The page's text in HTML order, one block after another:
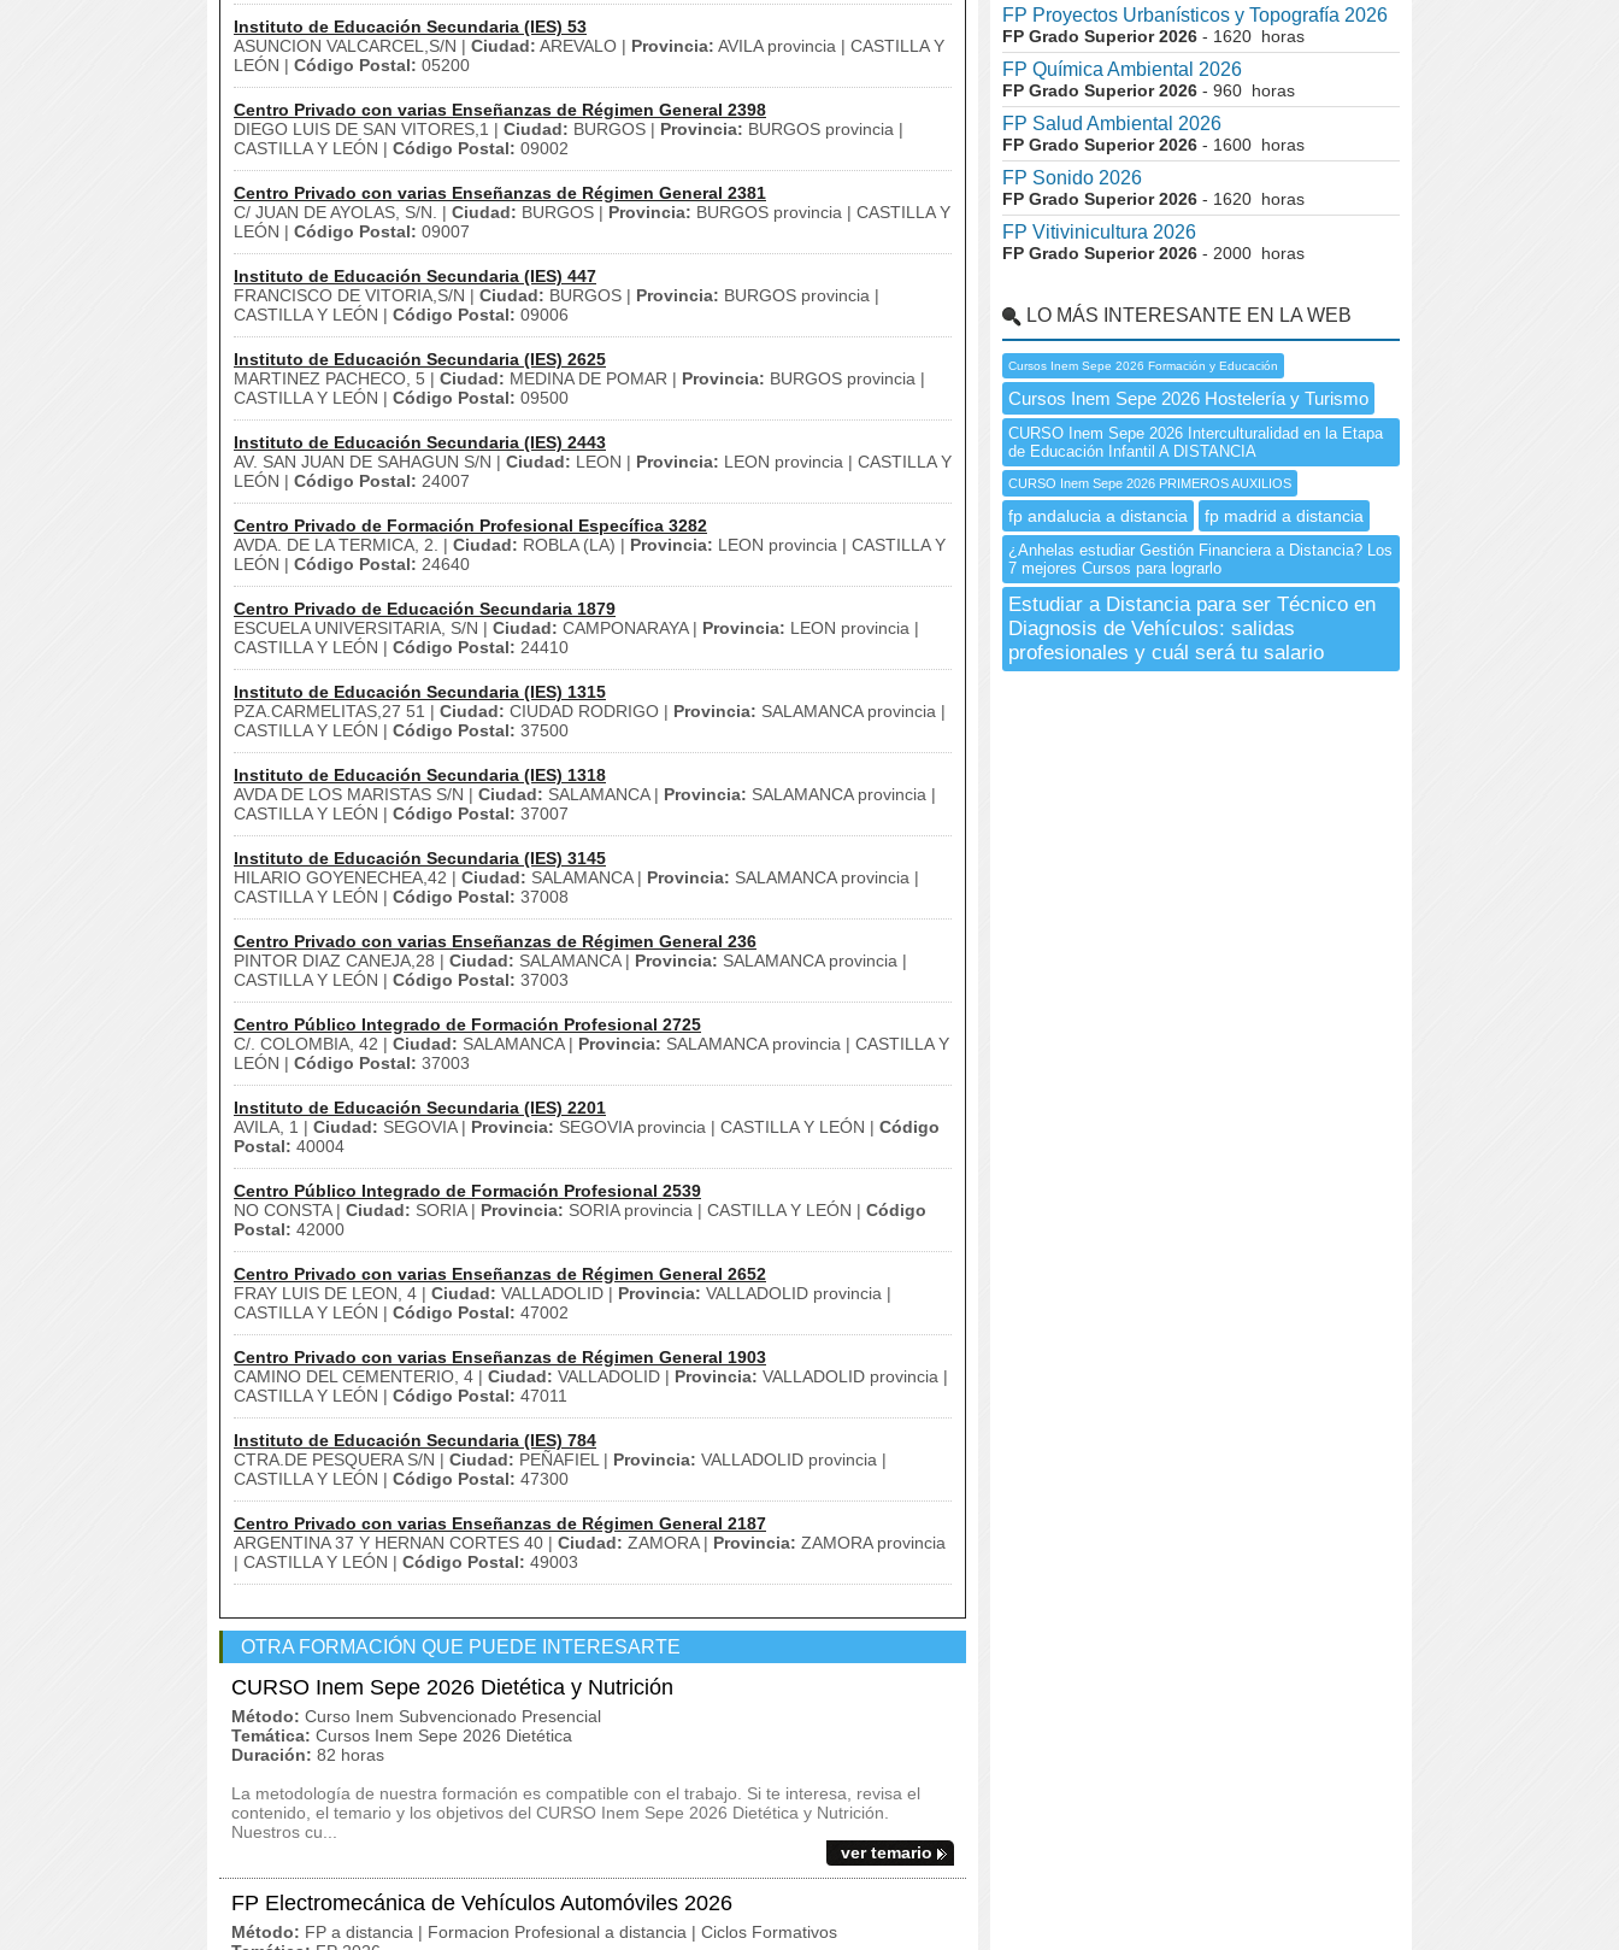
Instituto de Educación Secundaria (IES) 53
ASUNCION VALCARCEL,S/N | Ciudad: AREVALO | Provincia: AVILA provincia | CASTILLA Y
LEÓN | Código Postal: 05200
Centro Privado con varias Enseñanzas de Régimen General 2398
DIEGO LUIS DE SAN VITORES,1 | Ciudad: BURGOS | Provincia: BURGOS provincia |
CASTILLA Y LEÓN | Código Postal: 09002
Centro Privado con varias Enseñanzas de Régimen General 2381
C/ JUAN DE AYOLAS, S/N. | Ciudad: BURGOS | Provincia: BURGOS provincia | CASTILLA Y
LEÓN | Código Postal: 09007
Instituto de Educación Secundaria (IES) 447
FRANCISCO DE VITORIA,S/N | Ciudad: BURGOS | Provincia: BURGOS provincia |
CASTILLA Y LEÓN | Código Postal: 09006
Instituto de Educación Secundaria (IES) 2625
MARTINEZ PACHECO, 5 | Ciudad: MEDINA DE POMAR | Provincia: BURGOS provincia |
CASTILLA Y LEÓN | Código Postal: 09500
Instituto de Educación Secundaria (IES) 2443
AV. SAN JUAN DE SAHAGUN S/N | Ciudad: LEON | Provincia: LEON provincia | CASTILLA Y
LEÓN | Código Postal: 24007
Centro Privado de Formación Profesional Específica 3282
AVDA. DE LA TERMICA, 2. | Ciudad: ROBLA (LA) | Provincia: LEON provincia | CASTILLA Y
LEÓN | Código Postal: 24640
Centro Privado de Educación Secundaria 1879
ESCUELA UNIVERSITARIA, S/N | Ciudad: CAMPONARAYA | Provincia: LEON provincia |
CASTILLA Y LEÓN | Código Postal: 24410
Instituto de Educación Secundaria (IES) 1315
PZA.CARMELITAS,27 51 | Ciudad: CIUDAD RODRIGO | Provincia: SALAMANCA provincia |
CASTILLA Y LEÓN | Código Postal: 37500
Instituto de Educación Secundaria (IES) 1318
AVDA DE LOS MARISTAS S/N | Ciudad: SALAMANCA | Provincia: SALAMANCA provincia |
CASTILLA Y LEÓN | Código Postal: 37007
Instituto de Educación Secundaria (IES) 3145
HILARIO GOYENECHEA,42 | Ciudad: SALAMANCA | Provincia: SALAMANCA provincia |
CASTILLA Y LEÓN | Código Postal: 37008
Centro Privado con varias Enseñanzas de Régimen General 236
PINTOR DIAZ CANEJA,28 | Ciudad: SALAMANCA | Provincia: SALAMANCA provincia |
CASTILLA Y LEÓN | Código Postal: 37003
Centro Público Integrado de Formación Profesional 2725
C/. COLOMBIA, 42 | Ciudad: SALAMANCA | Provincia: SALAMANCA provincia | CASTILLA Y
LEÓN | Código Postal: 37003
Instituto de Educación Secundaria (IES) 2201
AVILA, 1 | Ciudad: SEGOVIA | Provincia: SEGOVIA provincia | CASTILLA Y LEÓN | Código
Postal: 40004
Centro Público Integrado de Formación Profesional 2539
NO CONSTA | Ciudad: SORIA | Provincia: SORIA provincia | CASTILLA Y LEÓN | Código
Postal: 42000
Centro Privado con varias Enseñanzas de Régimen General 2652
FRAY LUIS DE LEON, 4 | Ciudad: VALLADOLID | Provincia: VALLADOLID provincia |
CASTILLA Y LEÓN | Código Postal: 47002
Centro Privado con varias Enseñanzas de Régimen General 1903
CAMINO DEL CEMENTERIO, 4 | Ciudad: VALLADOLID | Provincia: VALLADOLID provincia |
CASTILLA Y LEÓN | Código Postal: 47011
Instituto de Educación Secundaria (IES) 784
CTRA.DE PESQUERA S/N | Ciudad: PEÑAFIEL | Provincia: VALLADOLID provincia |
CASTILLA Y LEÓN | Código Postal: 47300
Centro Privado con varias Enseñanzas de Régimen General 2187
ARGENTINA 37 Y HERNAN CORTES 40 | Ciudad: ZAMORA | Provincia: ZAMORA provincia
| CASTILLA Y LEÓN | Código Postal: 49003
OTRA FORMACIÓN QUE PUEDE INTERESARTE
CURSO Inem Sepe 2026 Dietética y Nutrición
Método: Curso Inem Subvencionado Presencial
Temática: Cursos Inem Sepe 2026 Dietética
Duración: 82 horas
La metodología de nuestra formación es compatible con el trabajo. Si te interesa, revisa el
contenido, el temario y los objetivos del CURSO Inem Sepe 2026 Dietética y Nutrición.
Nuestros cu...
ver temario
FP Electromecánica de Vehículos Automóviles 2026
Método: FP a distancia | Formacion Profesional a distancia | Ciclos Formativos
FP Proyectos Urbanísticos y Topografía 2026
FP Grado Superior 2026 - 1620 horas
FP Química Ambiental 2026
FP Grado Superior 2026 - 960 horas
FP Salud Ambiental 2026
FP Grado Superior 2026 - 1600 horas
FP Sonido 2026
FP Grado Superior 2026 - 1620 horas
FP Vitivinicultura 2026
FP Grado Superior 2026 - 2000 horas
LO MÁS INTERESANTE EN LA WEB
Cursos Inem Sepe 2026 Formación y Educación
Cursos Inem Sepe 2026 Hostelería y Turismo
CURSO Inem Sepe 2026 Interculturalidad en la Etapa
de Educación Infantil A DISTANCIA
CURSO Inem Sepe 2026 PRIMEROS AUXILIOS
fp andalucia a distancia fp madrid a distancia
¿Anhelas estudiar Gestión Financiera a Distancia? Los
7 mejores Cursos para lograrlo
Estudiar a Distancia para ser Técnico en
Diagnosis de Vehículos: salidas
profesionales y cuál será tu salario